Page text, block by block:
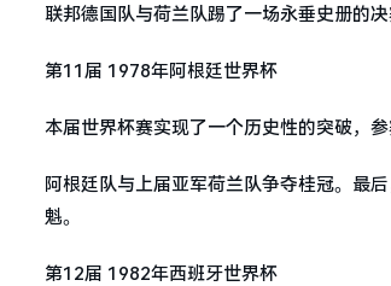
联邦德国队与荷兰队踢了一场永垂史册的
第11届 1978年阿根廷世界杯
本届世界杯赛实现了一个历史性的突破，
阿根廷队与上届亚军荷兰队争夺桂冠。最
魁。
第12届 1982年西班牙世界杯